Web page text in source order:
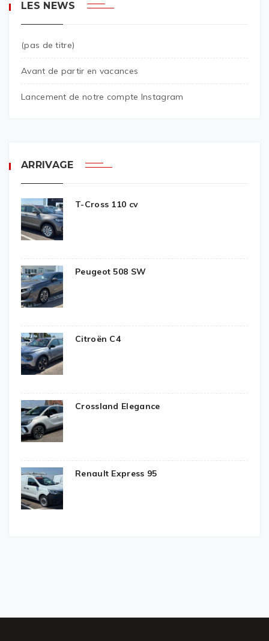
LES NEWS
(pas de titre)
Avant de partir en vacances
Lancement de notre compte Instagram
ARRIVAGE
T-Cross 110 cv
Peugeot 508 SW
Citroën C4
Crossland Elegance
Renault Express 95